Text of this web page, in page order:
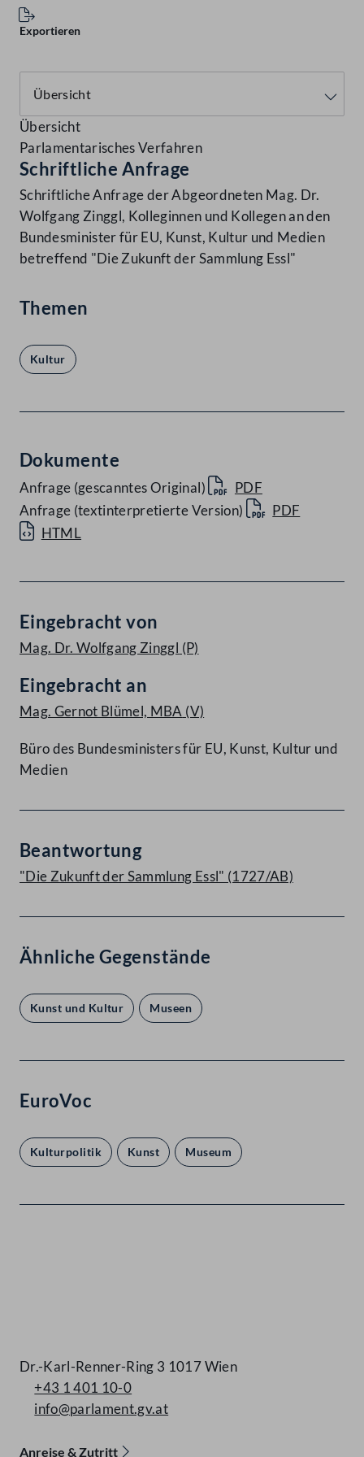
Exportieren
Übersicht
Parlamentarisches Verfahren
Schriftliche Anfrage
Schriftliche Anfrage der Abgeordneten Mag. Dr.
Wolfgang Zinggl, Kolleginnen und Kollegen an den
Bundesminister für EU, Kunst, Kultur und Medien
betreffend "Die Zukunft der Sammlung Essl"
Themen
Kultur
Dokumente
Anfrage (gescanntes Original)
PDF
Anfrage (textinterpretierte Version)
PDF
HTML
Eingebracht von
Mag. Dr. Wolfgang Zinggl (P)
Eingebracht an
Mag. Gernot Blümel, MBA (V)
Büro des Bundesministers für EU, Kunst, Kultur und
Medien
Beantwortung
"Die Zukunft der Sammlung Essl" (1727/AB)
Ähnliche Gegenstände
Kunst und Kultur Museen
EuroVoc
Kulturpolitik Kunst Museum
Dr.-Karl-Renner-Ring 3 1017 Wien
+43 1 401 10-0
info@parlament.gv.at
Anreise & Zutritt